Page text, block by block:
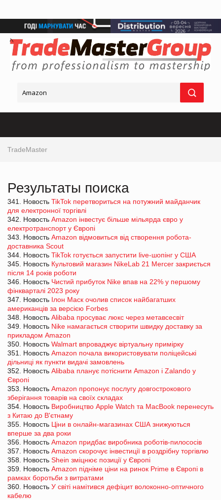
TradeMaster
Результаты поиска
341. Новость TikTok перетвориться на потужний майданчик
для електронної торгівлі
342. Новость Amazon інвестує більше мільярда євро у
електротранспорт у Європі
343. Новость Amazon відмовиться від створення робота-
доставника Scout
344. Новость TikTok готується запустити live-шопінг у США
345. Новость Культовий магазин NikeLab 21 Mercer закриється
після 14 років роботи
346. Новость Чистий прибуток Nike впав на 22% у першому
фінкварталі 2023 року
347. Новость Ілон Маск очолив список найбагатших
американців за версією Forbes
348. Новость Alibaba просуває люкс через метавсесвіт
349. Новость Nike намагається створити швидку доставку за
прикладом Amazon
350. Новость Walmart впроваджує віртуальну примірку
351. Новость Amazon почала використовувати поліцейські
дільниці як пункти видачі замовлень
352. Новость Alibaba планує потіснити Amazon і Zalando у
Європі
353. Новость Amazon пропонує послугу довгострокового
зберігання товарів на своїх складах
354. Новость Виробництво Apple Watch та MacBook перенесуть
з Китаю до В'єтнаму
355. Новость Ціни в онлайн-магазинах США знижуються
вперше за два роки
356. Новость Amazon придбає виробника роботів-пилососів
357. Новость Amazon скорочує інвестиції в роздрібну торгівлю
358. Новость Shein зміцнює позиції у Європі
359. Новость Amazon підніме ціни на ринок Prime в Європі в
рамках боротьби з витратами
360. Новость У світі намітився дефіцит волоконно-оптичного
кабелю